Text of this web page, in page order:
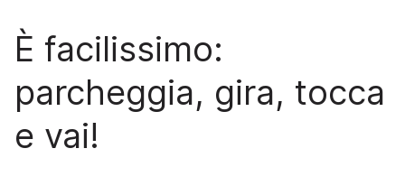
È facilissimo:
parcheggia, gira, tocca
e vai!